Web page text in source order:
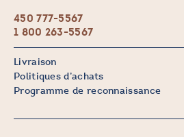
450 777-5567
1 800 263-5567
Livraison
Politiques d’achats
Programme de reconnaissance